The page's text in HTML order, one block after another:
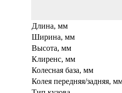
Длина, мм
Ширина, мм
Высота, мм
Клиренс, мм
Колесная база, мм
Колея передняя/задняя,